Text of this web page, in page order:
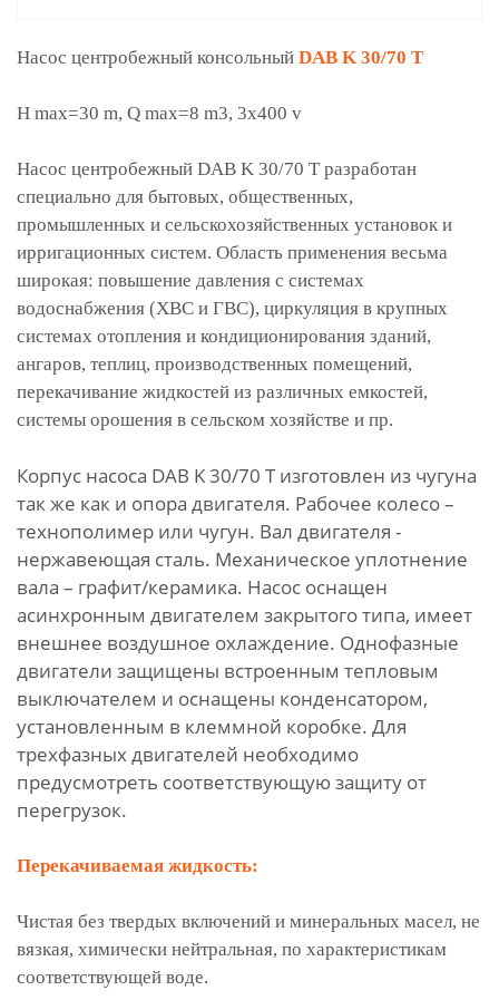
Насос центробежный консольный DAB K 30/70 T
Н max=30 m, Q max=8 m3, 3x400 v
Насос центробежный DAB K 30/70 T разработан
специально для бытовых, общественных,
промышленных и сельскохозяйственных установок и
ирригационных систем. Область применения весьма
широкая: повышение давления с системах
водоснабжения (ХВС и ГВС), циркуляция в крупных
системах отопления и кондиционирования зданий,
ангаров, теплиц, производственных помещений,
перекачивание жидкостей из различных емкостей,
системы орошения в сельском хозяйстве и пр.
Корпус насоса DAB K 30/70 T изготовлен из чугуна
так же как и опора двигателя. Рабочее колесо –
технополимер или чугун. Вал двигателя -
нержавеющая сталь. Механическое уплотнение
вала – графит/керамика. Насос оснащен
асинхронным двигателем закрытого типа, имеет
внешнее воздушное охлаждение. Однофазные
двигатели защищены встроенным тепловым
выключателем и оснащены конденсатором,
установленным в клеммной коробке. Для
трехфазных двигателей необходимо
предусмотреть соответствующуюзащиту от
перегрузок.
Перекачиваемая жидкость:
Чистая без твердых включений и минеральных масел, не
вязкая, химически нейтральная, по характеристикам
соответствующей воде.